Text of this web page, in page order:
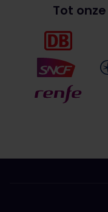
Tot